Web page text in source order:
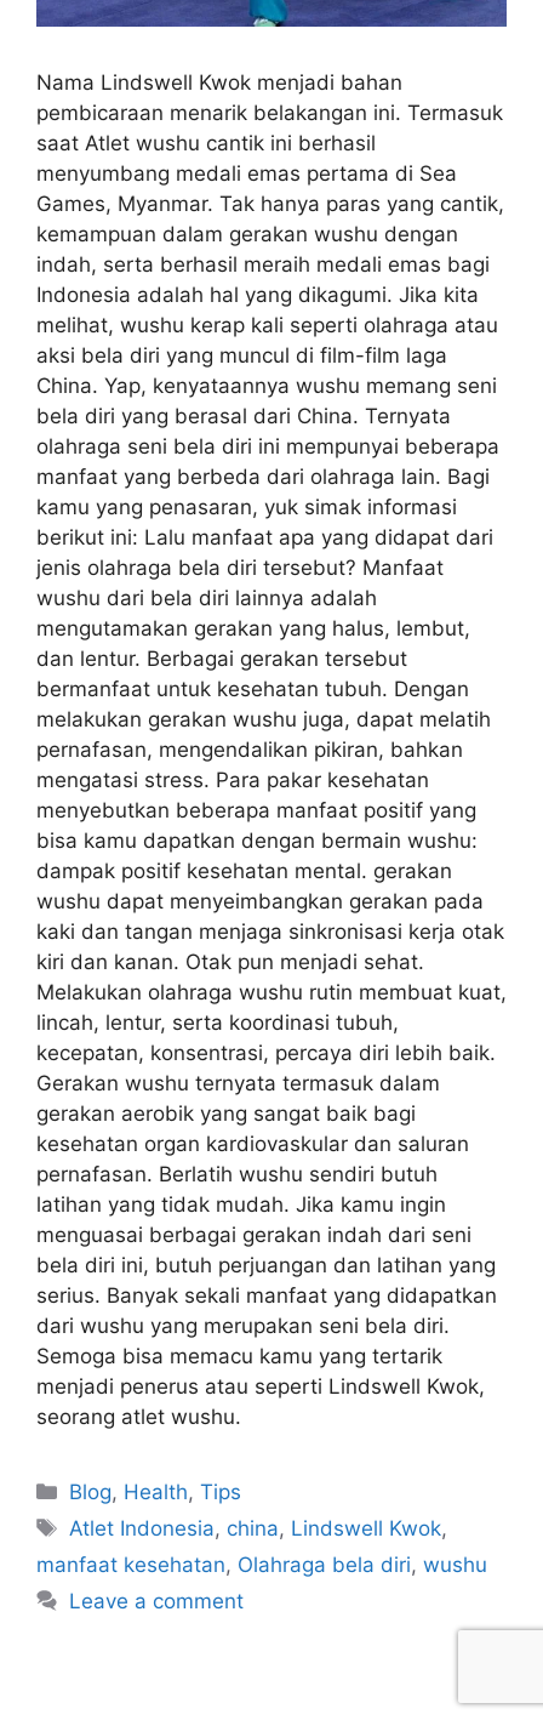
Nama Lindswell Kwok menjadi bahan
pembicaraan menarik belakangan ini. Termasuk
saat Atlet wushu cantik ini berhasil
menyumbang medali emas pertama di Sea
Games, Myanmar. Tak hanya paras yang cantik,
kemampuan dalam gerakan wushu dengan
indah, serta berhasil meraih medali emas bagi
Indonesia adalah hal yang dikagumi. Jika kita
melihat, wushu kerap kali seperti olahraga atau
aksi bela diri yang muncul di film-film laga
China. Yap, kenyataannya wushu memang seni
bela diri yang berasal dari China. Ternyata
olahraga seni bela diri ini mempunyai beberapa
manfaat yang berbeda dari olahraga lain. Bagi
kamu yang penasaran, yuk simak informasi
berikut ini: Lalu manfaat apa yang didapat dari
jenis olahraga bela diri tersebut? Manfaat
wushu dari bela diri lainnya adalah
mengutamakan gerakan yang halus, lembut,
dan lentur. Berbagai gerakan tersebut
bermanfaat untuk kesehatan tubuh. Dengan
melakukan gerakan wushu juga, dapat melatih
pernafasan, mengendalikan pikiran, bahkan
mengatasi stress. Para pakar kesehatan
menyebutkan beberapa manfaat positif yang
bisa kamu dapatkan dengan bermain wushu:
dampak positif kesehatan mental. gerakan
wushu dapat menyeimbangkan gerakan pada
kaki dan tangan menjaga sinkronisasi kerja otak
kiri dan kanan. Otak pun menjadi sehat.
Melakukan olahraga wushu rutin membuat kuat,
lincah, lentur, serta koordinasi tubuh,
kecepatan, konsentrasi, percaya diri lebih baik.
Gerakan wushu ternyata termasuk dalam
gerakan aerobik yang sangat baik bagi
kesehatan organ kardiovaskular dan saluran
pernafasan. Berlatih wushu sendiri butuh
latihan yang tidak mudah. Jika kamu ingin
menguasai berbagai gerakan indah dari seni
bela diri ini, butuh perjuangan dan latihan yang
serius. Banyak sekali manfaat yang didapatkan
dari wushu yang merupakan seni bela diri.
Semoga bisa memacu kamu yang tertarik
menjadi penerus atau seperti Lindswell Kwok,
seorang atlet wushu.
Blog, Health,Tips
Atlet Indonesia, china, Lindswell Kwok,
manfaat kesehatan, Olahraga bela diri, wushu
Leave a comment